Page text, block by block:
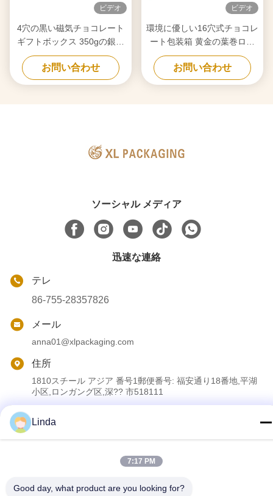
ビデオ
4穴の黒い磁気チョコレート
ギフトボックス 350gの銀紙
挿入
お問い合わせ
ビデオ
環境に優しい16穴式チョコレ
ート包装箱 黄金の葉巻ロゴ
と花のデザイン
お問い合わせ
ソーシャル メディア
迅速な連絡
テレ
86-755-28357826
メール
anna01@xlpackaging.com
住所
1810スチール アジア 番号1郵便番号: 福安通り18番地,平湖
小区,ロンガング区,深?? 市518111
Shenzhen Xianglong Paper Product & Packaging Co., Ltd. すべて
Linda
7:17 PM
Good day, what product are you looking for?